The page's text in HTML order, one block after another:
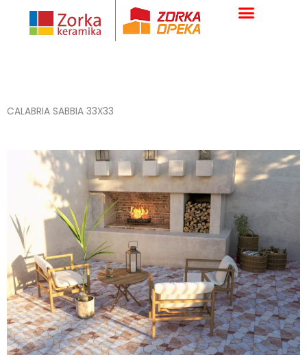
content
CALABRIA SABBIA 33X33